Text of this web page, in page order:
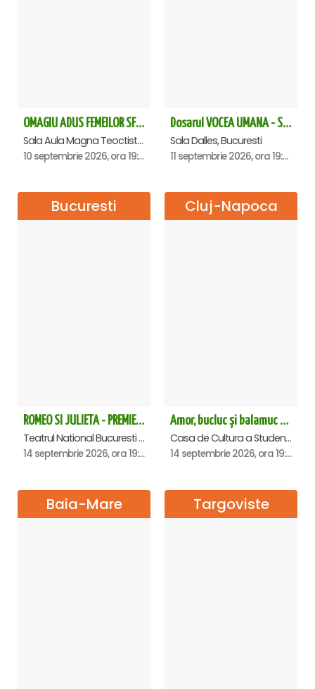
OMAGIU ADUS FEMEILOR SFINTE - Ana Nuță
Sala Aula Magna Teoctist Patriarhul, Palatul Patriarhiei, Bucuresti
10 septembrie 2026, ora 19:00
Dosarul VOCEA UMANA - Sala Dalles
Sala Dalles, Bucuresti
11 septembrie 2026, ora 19:30
Bucuresti
ROMEO SI JULIETA - PREMIERA OFICIALA - Bucuresti
Teatrul National Bucuresti - Sala Ion Caramitru, Bucuresti
14 septembrie 2026, ora 19:00
Cluj-Napoca
Amor, bucluc și balamuc - Premiera națională - Cluj Napoca
Casa de Cultura a Studentilor Dumitru Farcas, Cluj-Napoca
14 septembrie 2026, ora 19:30
Baia-Mare Targoviste